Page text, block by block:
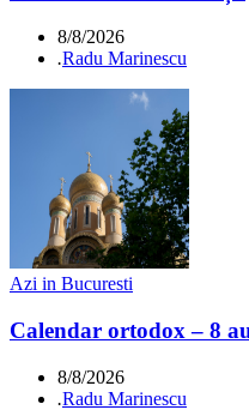
8/8/2026
.Radu Marinescu
Azi in Bucuresti
Calendar ortodox – 8
8/8/2026
.Radu Marinescu